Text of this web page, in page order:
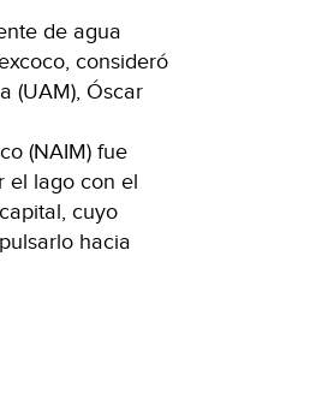
de agua
consideró
(UAM), Óscar
(NAIM) fue
el lago con el
cuyo
hacia